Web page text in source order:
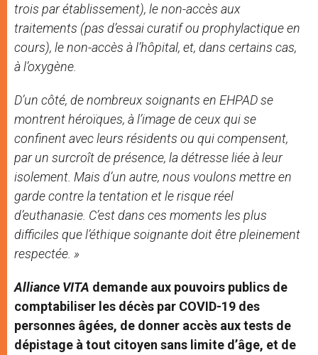
trois par établissement), le non-accès aux
traitements (pas d’essai curatif ou prophylactique en
cours), le non-accès à l’hôpital, et, dans certains cas,
à l’oxygène.
D’un côté, de nombreux soignants en EHPAD se
montrent héroïques, à l’image de ceux qui se
confinent avec leurs résidents ou qui compensent,
par un surcroît de présence, la détresse liée à leur
isolement. Mais d’un autre, nous voulons mettre en
garde contre la tentation et le risque réel
d’euthanasie. C’est dans ces moments les plus
difficiles que l’éthique soignante doit être pleinement
respectée. »
Alliance VITA demande aux pouvoirs publics de
comptabiliser les décès par COVID-19 des
personnes âgées, de donner accès aux tests de
dépistage à tout citoyen sans limite d’âge, et de